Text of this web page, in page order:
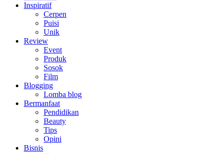
Inspiratif
Cerpen
Puisi
Unik
Review
Event
Produk
Sosok
Film
Blogging
Lomba blog
Bermanfaat
Pendidikan
Beauty
Tips
Opini
Bisnis